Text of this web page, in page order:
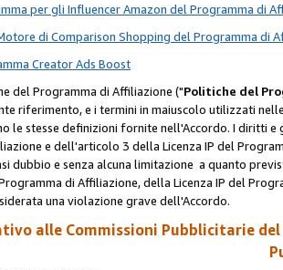
per gli Influencer Amazon del Programma di
di Comparison Shopping del Programma di
Creator Ads Boost
del Programma di Affiliazione ("Politiche del
riferimento, e i termini in maiuscolo utilizzati
le stesse definizioni fornite nell'Accordo. I diritti
e dell'articolo 3 della Licenza IP del
dubbio e senza alcuna limitazione a quanto
di Affiliazione, della Licenza IP del
una violazione grave dell'Accordo.
alle Commissioni Pubblicitarie